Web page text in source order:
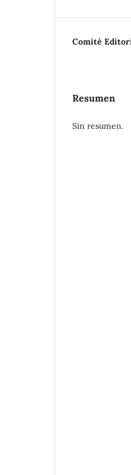
Comité
Resumen
Sin resumen.